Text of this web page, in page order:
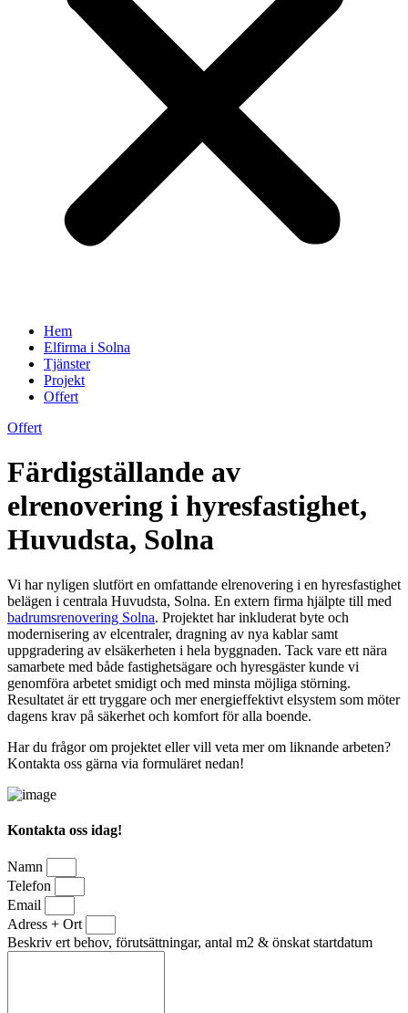
Hem
Elfirma i Solna
Tjänster
Projekt
Offert
Offert
Färdigställande av
elrenovering i hyresfastighet,
Huvudsta, Solna
Vi har nyligen slutfört en omfattande elrenovering i en hyresfastighet
belägen i centrala Huvudsta, Solna. En extern firma hjälpte till med
badrumsrenovering Solna. Projektet har inkluderat byte och
modernisering av elcentraler, dragning av nya kablar samt
uppgradering av elsäkerheten i hela byggnaden. Tack vare ett nära
samarbete med både fastighetsägare och hyresgäster kunde vi
genomföra arbetet smidigt och med minsta möjliga störning.
Resultatet är ett tryggare och mer energieffektivt elsystem som möter
dagens krav på säkerhet och komfort för alla boende.
Har du frågor om projektet eller vill veta mer om liknande arbeten?
Kontakta oss gärna via formuläret nedan!
Kontakta oss idag!
Namn
Telefon
Email
Adress + Ort
Beskriv ert behov, förutsättningar, antal m2 & önskat startdatum